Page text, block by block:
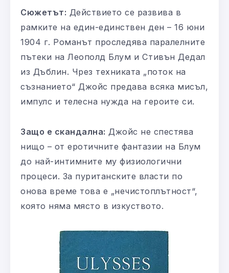
Сюжетът: Действието се развива в
рамките на един-единствен ден – 16 юни
1904 г. Романът проследява паралелните
пътеки на Леополд Блум и Стивън Дедал
из Дъблин. Чрез техниката „поток на
съзнанието“ Джойс предава всяка мисъл,
импулс и телесна нужда на героите си.
Защо е скандална: Джойс не спестява
нищо – от еротичните фантазии на Блум
до най-интимните му физиологични
процеси. За пуританските власти по
онова време това е „нечистоплътност“,
която няма място в изкуството.